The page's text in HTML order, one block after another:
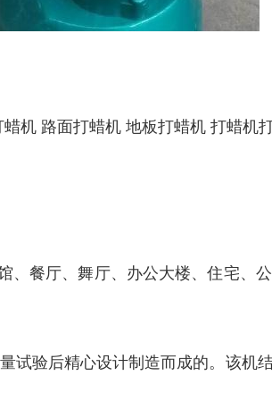
蜡机 路面打蜡机 地板打蜡机 打蜡机
餐厅、舞厅、办公大楼、住宅、
验后精心设计制造而成的。该机